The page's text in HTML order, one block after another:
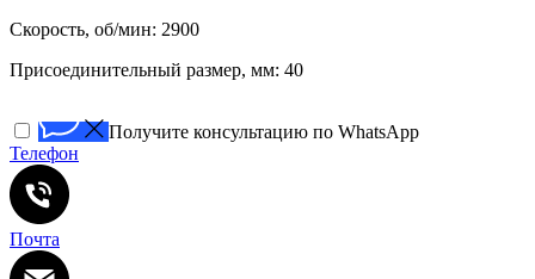
Скорость, об/мин: 2900
Присоединительный размер, мм: 40
Получите консультацию по WhatsApp
Телефон
Почта